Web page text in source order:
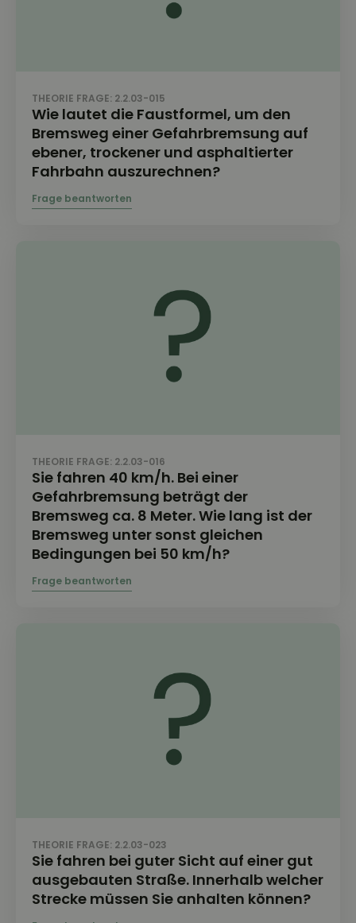
THEORIE FRAGE: 2.2.03-015
Wie lautet die Faustformel, um den
Bremsweg einer Gefahrbremsung auf
ebener, trockener und asphaltierter
Fahrbahn auszurechnen?
THEORIE FRAGE: 2.2.03-016
Sie fahren 40 km/h. Bei einer
Gefahrbremsung beträgt der
Bremsweg ca. 8 Meter. Wie lang ist der
Bremsweg unter sonst gleichen
Bedingungen bei 50 km/h?
THEORIE FRAGE: 2.2.03-023
Sie fahren bei guter Sicht auf einer gut
ausgebauten Straße. Innerhalb welcher
Strecke müssen Sie anhalten können?